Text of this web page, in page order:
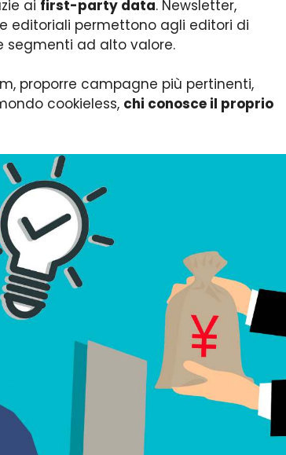
ai first-party data. Newsletter,
editoriali permettono agli editori di
segmenti ad alto valore.
proporre campagne più pertinenti,
cookieless, chi conosce il proprio